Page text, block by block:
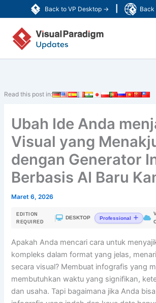
Back to VP Desktop → Back
ke
konten
Read this post in:
Ubah Ide Anda
Visual yang
dengan Generator
Berbasis AI Baru
Maret 6, 2026
EDITION
REQUIRED
DESKTOP Professional
Apakah Anda mencari cara untuk
kompleks dalam format yang jelas,
secara visual? Membuat infografis yang
membutuhkan waktu yang signifikan,
dan usaha. Tapi bagaimana jika Anda